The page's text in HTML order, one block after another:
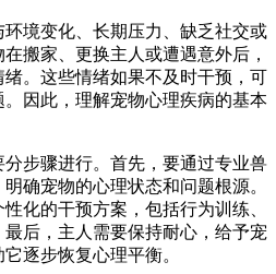
境变化、长期压力、缺乏社交或
搬家、更换主人或遭遇意外后，
。这些情绪如果不及时干预，可
因此，理解宠物心理疾病的基本
步骤进行。首先，要通过专业兽
确宠物的心理状态和问题根源。
化的干预方案，包括行为训练、
后，主人需要保持耐心，给予宠
逐步恢复心理平衡。